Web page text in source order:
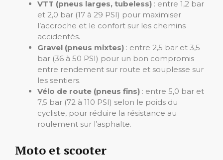
VTT (pneus larges, tubeless) : entre 1,2 bar
et 2,0 bar (17 à 29 PSI) pour maximiser
l’accroche et le confort sur les chemins
accidentés.
Gravel (pneus mixtes) : entre 2,5 bar et 3,5
bar (36 à 50 PSI) pour un bon compromis
entre rendement sur route et souplesse sur
les sentiers.
Vélo de route (pneus fins) : entre 5,0 bar et
7,5 bar (72 à 110 PSI) selon le poids du
cycliste, pour réduire la résistance au
roulement sur l’asphalte.
Moto et scooter